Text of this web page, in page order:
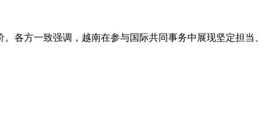
各方一致强调，越南在参与国际共同事务中展现坚定担当、